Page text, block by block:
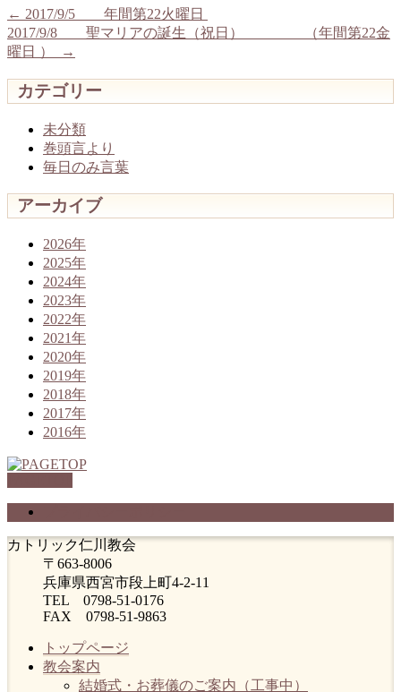
← 2017/9/5 年間第22火曜日
2017/9/8 聖マリアの誕生（祝日） （年間第22金
曜日 ）
→
カテゴリー
未分類
巻頭言より
毎日のみ言葉
アーカイブ
2026年
2025年
2024年
2023年
2022年
2021年
2020年
2019年
2018年
2017年
2016年
カトリック仁川教会
〒663-8006
兵庫県西宮市段上町4-2-11
TEL 0798-51-0176
FAX 0798-51-9863
トップページ
教会案内
結婚式・お葬儀のご案内（工事中）